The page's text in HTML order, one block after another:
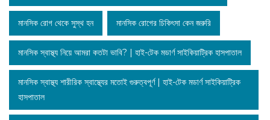
মানসিক রোগ থেকে সুস্থ হন মানসিক রোগের চিকিৎসা কেন জরুরি
মানসিক স্বাস্থ্য নিয়ে আমরা কতটা ভাবি? | হাই-টেক মডার্ণ সাইকিয়াট্রিক হাসপাতাল
মানসিক স্বাস্থ্য শারীরিক স্বাস্থ্যের মতোই গুরুত্বপূর্ণ | হাই-টেক মডার্ণ সাইকিয়াট্রিক
হাসপাতাল